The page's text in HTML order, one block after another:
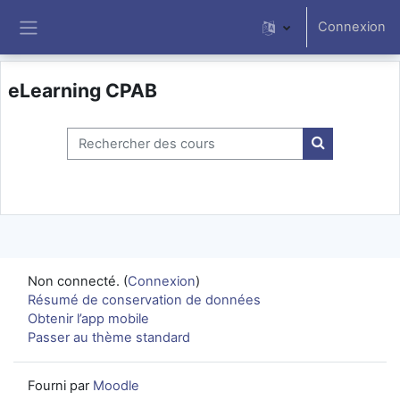
Connexion
eLearning CPAB
Rechercher des cours
Rechercher
Non connecté. (Connexion)
Résumé de conservation de données
Obtenir l’app mobile
Passer au thème standard
Fourni par Moodle